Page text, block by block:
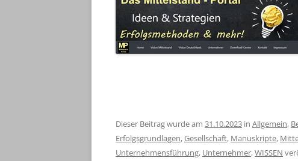
Dieser Beitrag wurde am 31.10.2023 in Allgemein,
Erfolgsgrundlagen,Gesellschaft, Manuskripte,
Unternehmensführung, Unternehmer,WISSEN